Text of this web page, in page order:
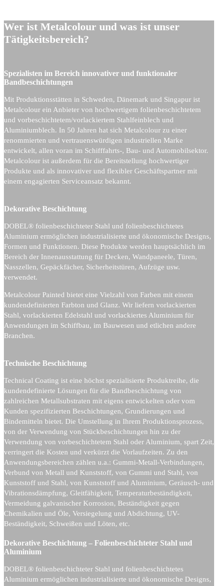
Wer ist Metalcolour und was ist unser
Tätigkeitsbereich?
Spezialisten im Bereich innovativer und funktionaler
Bandbeschichtungen
Mit Produktionsstätten in Schweden, Dänemark und Singapur ist
Metalcolour ein Anbieter von hochwertigem folienbeschichtetem
und vorbeschichtetem/vorlackiertem Stahlfeinblech und
Aluminiumblech. In 50 Jahren hat sich Metalcolour zu einer
renommierten und vertrauenswürdigen industriellen Marke
entwickelt, allen voran im Schifffahrts-, Bau- und Automobilsektor.
Metalcolour ist außerdem für die Bereitstellung hochwertiger
Produkte und als innovativer und flexibler Geschäftspartner mit
einem engagierten Serviceansatz bekannt.
Dekorative Beschichtung
DOBEL® folienbeschichteter Stahl und folienbeschichtetes
Aluminium ermöglichen industrialisierte und ökonomische Designs,
Formen und Funktionen. Diese Produkte werden hauptsächlich im
Bereich der Innenausstattung für Decken, Wandpaneele, Türen,
Nasszellen, Gepäckfächer, Sicherheitstüren, Aufzüge usw.
verwendet.
Metalcolour Painted bietet eine Vielzahl von Farben mit einem
kundendefinierten Farbton und Glanz. Wir liefern vorlackierten
Stahl, vorlackierten Edelstahl und vorlackiertes Aluminium für
Anwendungen im Schiffbau, im Bauwesen und etlichen andere
Branchen.
Technische Beschichtung
Technical Coating ist eine höchst spezialisierte Produktreihe, die
kundendefinierte Lösungen für die Bandbeschichtung von
zahlreichen Metallsubstraten mit eigens entwickelten oder vom
Kunden spezifizierten Beschichtungen, Grundierungen und
Bindemitteln bietet. Die Umstellung in Ihrem Produktionsprozess,
von der Verwendung von Stückbeschichtungen hin zu der
Verwendung von vorbeschichtetem Stahl oder Aluminium, spart Zeit,
verringert die Kosten und verkürzt die Vorlaufzeiten. Zu den
Anwendungsbereichen zählen u.a.: Gummi-Metall-Verbindungen,
Verbund von Metall und Kunststoff, von Gummi und Stahl, von
Kunststoff und Stahl, von Kunststoff und Aluminium, Geräusch- und
Vibrationsdämpfung, Gleitfähigkeit, Temperaturbeständigkeit,
Vermeidung galvanischer Korrosion, Beständigkeit gegen
Chemikalien und Öle, Versiegelung und Abdichtung, UV-
Beständigkeit, Schweißen und Löten, etc.
Dekorative Beschichtung – Folienbeschichteter Stahl und
Aluminium
DOBEL® folienbeschichteter Stahl und folienbeschichtetes
Aluminium ermöglichen industrialisierte und ökonomische Designs,